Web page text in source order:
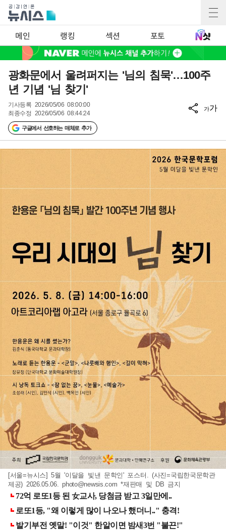
메인 랭킹 섹션 포토
광화문에서 울려퍼지는 '님의 침묵'…100주
년 기념 '님 찾기'
기사등록 2026/05/06 08:00:00
최종수정 2026/05/06 08:44:24
구글에서 선호하는 매체로 추가
가가
[서울=뉴시스] 5월 '이달을 빛낸 문학인' 포스터. (사진=국립한국문학관
제공) 2026.05.06.photo@newsis.com *재판매 및 DB 금지